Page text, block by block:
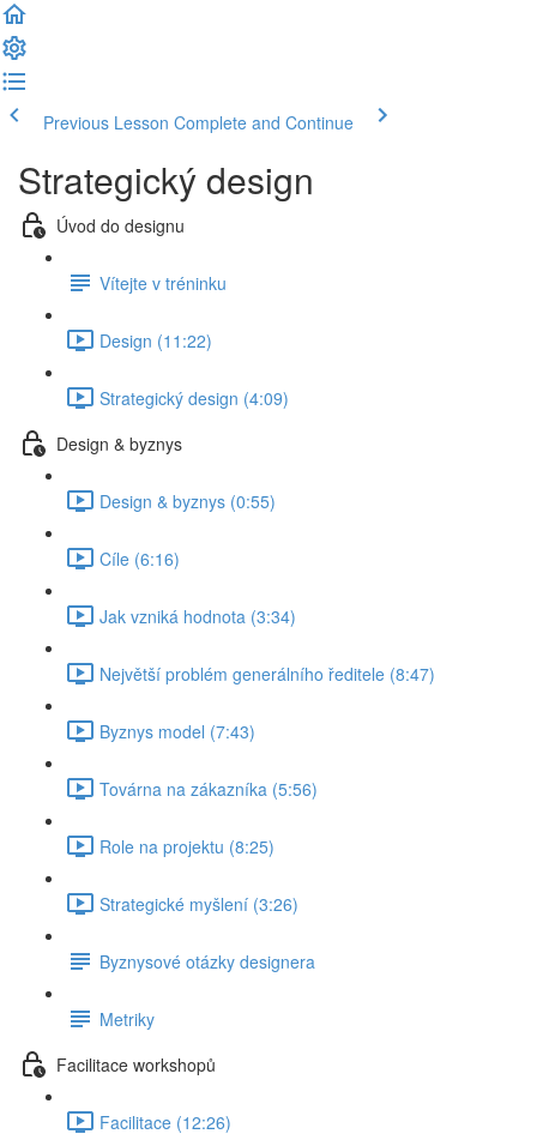
Previous Lesson Complete and Continue
Strategický design
Úvod do designu
Vítejte v tréninku
Design (11:22)
Strategický design (4:09)
Design & byznys
Design & byznys (0:55)
Cíle (6:16)
Jak vzniká hodnota (3:34)
Největší problém generálního ředitele (8:47)
Byznys model (7:43)
Továrna na zákazníka (5:56)
Role na projektu (8:25)
Strategické myšlení (3:26)
Byznysové otázky designera
Metriky
Facilitace workshopů
Facilitace (12:26)